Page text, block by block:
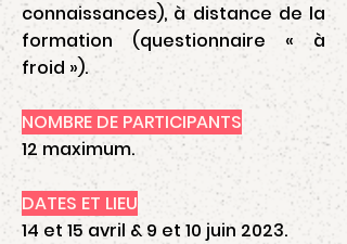
connaissances), à distance de la
formation (questionnaire « à
froid »).
NOMBRE DE PARTICIPANTS
12​ maximum.
DATES ET LIEU
14 et 15 avril & 9 et 10 juin 2023.